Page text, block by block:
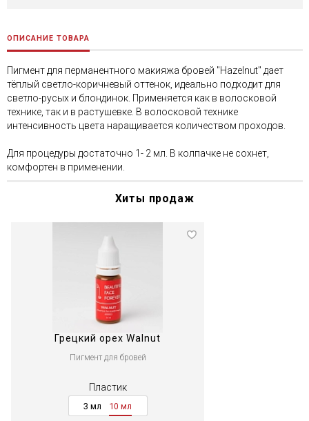
ОПИСАНИЕ ТОВАРА
Пигмент для перманентного макияжа бровей "Hazelnut" дает
тёплый светло-коричневый оттенок, идеально подходит для
светло-русых и блондинок. Применяется как в волосковой
технике, так и в растушевке. В волосковой технике
интенсивность цвета наращивается количеством проходов.
Для процедуры достаточно 1- 2 мл. В колпачке не сохнет,
комфортен в применении.
Хиты продаж
Грецкий орех Walnut
Пигмент для бровей
Пластик
3 мл 10 мл